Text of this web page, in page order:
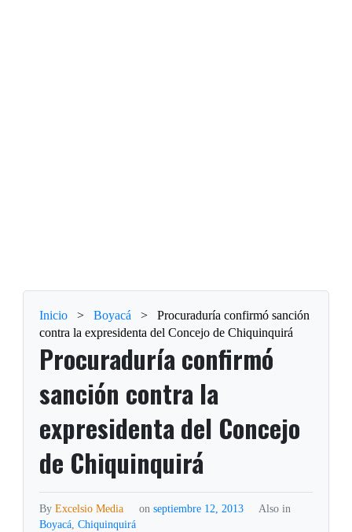
Inicio > Boyacá >
Procuraduría confirmó sanción
contra la expresidenta del Concejo de Chiquinquirá
Procuraduría confirmó
sanción contra la
expresidenta del Concejo
de Chiquinquirá
ByExcelsio Media on septiembre 12, 2013
Also in
Boyacá,Chiquinquirá